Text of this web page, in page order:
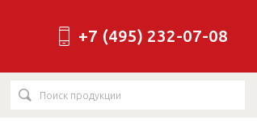
+7 (495) 232-07-08